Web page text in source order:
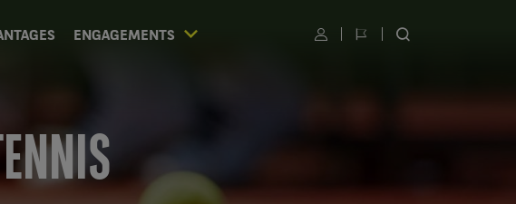
ENGAGEMENTS UtilisateurChangerRECHERCHER